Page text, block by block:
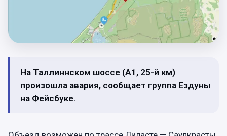
На Таллиннском шоссе (А1, 25-й км)
произошла авария, сообщает группа Ездуны
на Фейсбуке.